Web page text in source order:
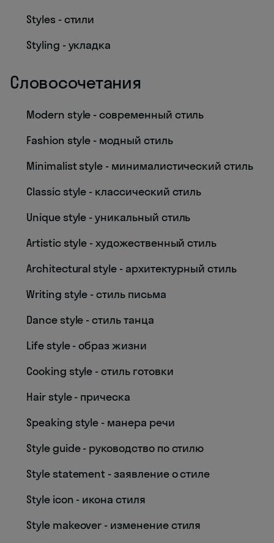
Styles - стили
Styling - укладка
Словосочетания
Modern style - современный стиль
Fashion style - модный стиль
Minimalist style - минималистический стиль
Classic style - классический стиль
Unique style - уникальный стиль
Artistic style - художественный стиль
Architectural style - архитектурный стиль
Writing style - стиль письма
Dance style - стиль танца
Life style - образ жизни
Cooking style - стиль готовки
Hair style - прическа
Speaking style - манера речи
Style guide - руководство по стилю
Style statement - заявление о стиле
Style icon - икона стиля
Style makeover - изменение стиля